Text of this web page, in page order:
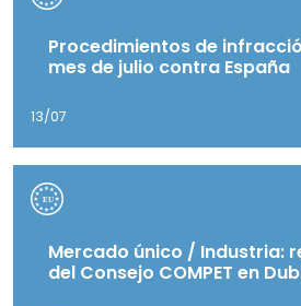
Procedimientos de
mes de julio contra España
13/07
Mercado único / Industria:
del Consejo COMPET en